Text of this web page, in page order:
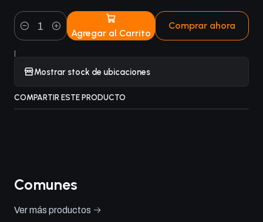
Cantidad Agregar al Carrito
Comprar ahora
|
Mostrar stock de ubicaciones
COMPARTIR ESTE PRODUCTO
Comunes
Ver más productos